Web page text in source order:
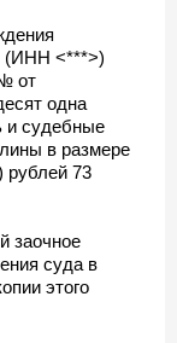
(ИНН <***>)
от
одна
и судебные
в размере
рублей 73
заочное
суда в
этого